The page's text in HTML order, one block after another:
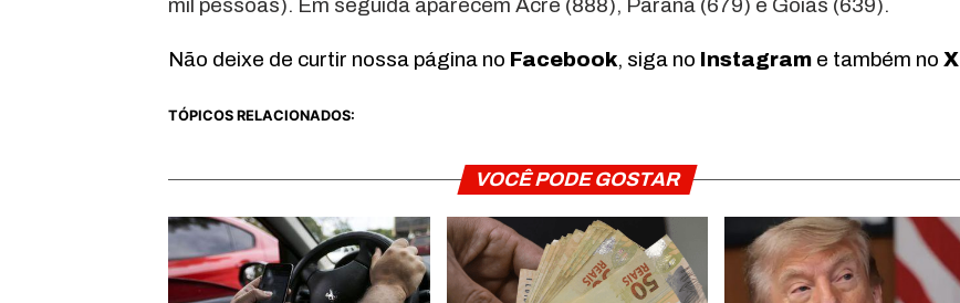
mil pessoas). Em seguida aparecem Acre (888), Paraná (679) e Goiás (639).
Não deixe de curtir nossa página no Facebook, siga no Instagram e também no X
TÓPICOS RELACIONADOS:
VOCÊ PODE GOSTAR